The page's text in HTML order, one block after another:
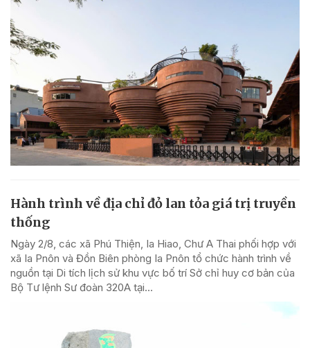
Hành trình về địa chỉ đỏ lan tỏa giá trị truyền
thống
Ngày 2/8, các xã Phú Thiện, Ia Hiao, Chư A Thai phối hợp với
xã Ia Pnôn và Đồn Biên phòng Ia Pnôn tổ chức hành trình về
nguồn tại Di tích lịch sử khu vực bố trí Sở chỉ huy cơ bản của
Bộ Tư lệnh Sư đoàn 320A tại...